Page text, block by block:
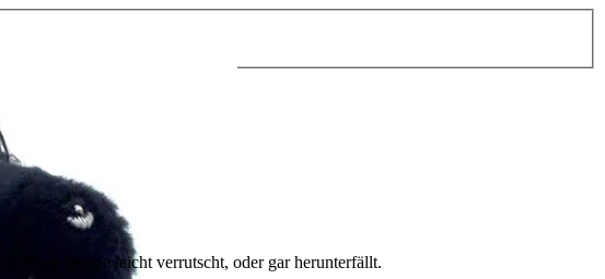
Fingerpuppe leicht verrutscht, oder gar herunterfällt.